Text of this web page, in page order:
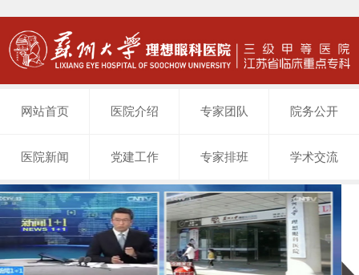
网站首页 医院介绍 专家团队 院务公开
医院新闻 党建工作 专家排班 学术交流